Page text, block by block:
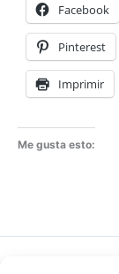
Facebook
Pinterest
Imprimir
Me gusta esto: